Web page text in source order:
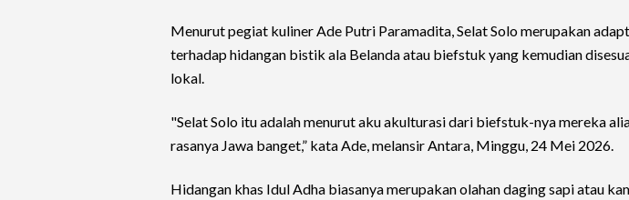
Menurut pegiat kuliner Ade Putri Paramadita, Selat Solo merupakan
terhadap hidangan bistik ala Belanda atau biefstuk yang kemudian
lokal.
"Selat Solo itu adalah menurut aku akulturasi dari biefstuk-nya mereka
rasanya Jawa banget,” kata Ade, melansir Antara, Minggu, 24 Mei 2026.
Hidangan khas Idul Adha biasanya merupakan olahan daging sapi atau